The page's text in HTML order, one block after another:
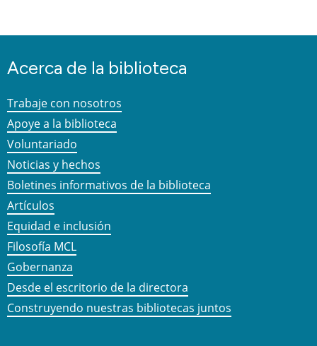
Acerca de la biblioteca
Trabaje con nosotros
Apoye a la biblioteca
Voluntariado
Noticias y hechos
Boletines informativos de la biblioteca
Artículos
Equidad e inclusión
Filosofía MCL
Gobernanza
Desde el escritorio de la directora
Construyendo nuestras bibliotecas juntos